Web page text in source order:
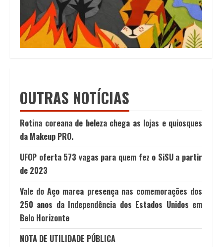
OUTRAS NOTÍCIAS
Rotina coreana de beleza chega as lojas e quiosques
da Makeup PRO.
UFOP oferta 573 vagas para quem fez o SiSU a partir
de 2023
Vale do Aço marca presença nas comemorações dos
250 anos da Independência dos Estados Unidos em
Belo Horizonte
NOTA DE UTILIDADE PÚBLICA